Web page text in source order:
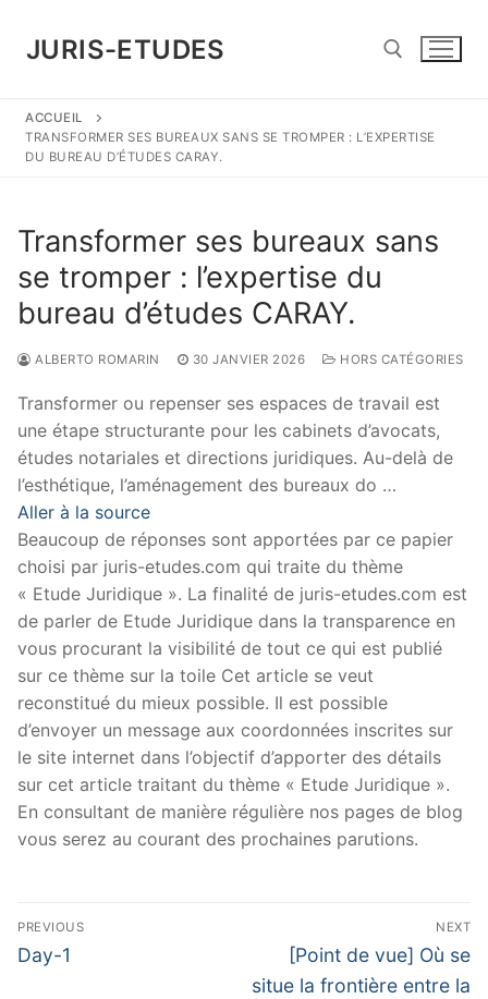
contenu
JURIS-ETUDES
Rechercher :
ACCUEIL
TRANSFORMER SES BUREAUX SANS SE TROMPER : L’EXPERTISE
DU BUREAU D’ÉTUDES CARAY.
Transformer ses bureaux sans
se tromper : l’expertise du
bureau d’études CARAY.
ALBERTO ROMARIN 30 JANVIER 2026 HORS CATÉGORIES
Transformer ou repenser ses espaces de travail est
une étape structurante pour les cabinets d’avocats,
études notariales et directions juridiques. Au-delà de
l’esthétique, l’aménagement des bureaux do …
Aller à la source
Beaucoup de réponses sont apportées par ce papier
choisi par juris-etudes.com qui traite du thème
« Etude Juridique ». La finalité de juris-etudes.com est
de parler de Etude Juridique dans la transparence en
vous procurant la visibilité de tout ce qui est publié
sur ce thème sur la toile Cet article se veut
reconstitué du mieux possible. Il est possible
d’envoyer un message aux coordonnées inscrites sur
le site internet dans l’objectif d’apporter des détails
sur cet article traitant du thème « Etude Juridique ».
En consultant de manière régulière nos pages de blog
vous serez au courant des prochaines parutions.
Navigation
de
PREVIOUS
Previous
Day-1
NEXT
Next
post:
[Point de vue] Où se
situe la frontière entre la